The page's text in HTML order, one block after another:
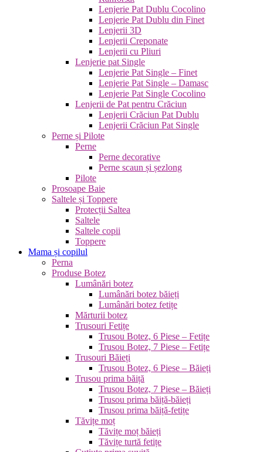
Lenjerie Pat Dublu Cocolino
Lenjerie Pat Dublu din Finet
Lenjerii 3D
Lenjerii Creponate
Lenjerii cu Pliuri
Lenjerie pat Single
Lenjerie Pat Single – Finet
Lenjerie Pat Single – Damasc
Lenjerie Pat Single Cocolino
Lenjerii de Pat pentru Crăciun
Lenjerii Crăciun Pat Dublu
Lenjerii Crăciun Pat Single
Perne și Pilote
Perne
Perne decorative
Perne scaun și șezlong
Pilote
Prosoape Baie
Saltele și Toppere
Protecții Saltea
Saltele
Saltele copii
Toppere
Mama și copilul
Perna
Produse Botez
Lumânări botez
Lumânări botez băieți
Lumânări botez fetițe
Mărturii botez
Trusouri Fetițe
Trusou Botez, 6 Piese – Fetițe
Trusou Botez, 7 Piese – Fetițe
Trusouri Băieți
Trusou Botez, 6 Piese – Băieți
Trusou prima băiță
Trusou Botez, 7 Piese – Băieți
Trusou prima băiță-băieți
Trusou prima băiță-fetițe
Tăvițe moț
Tăvițe moț băieți
Tăvițe turtă fetițe